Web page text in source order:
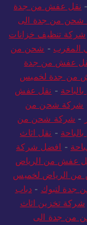
- نقل عفش من جدة
شحن من جدة الى
شركة تنظيف خزانات
المغرب - شحن من
عفش من جدة
من جدة لخميس
- نقل عفش
شركة شحن من
- شركة شحن من
- نقل اثاث
- افضل شركة
عفش من الرياض
الرياض لخميس
جدة لتبوك - دباب
شركة تخزين اثاث
من جدة الى